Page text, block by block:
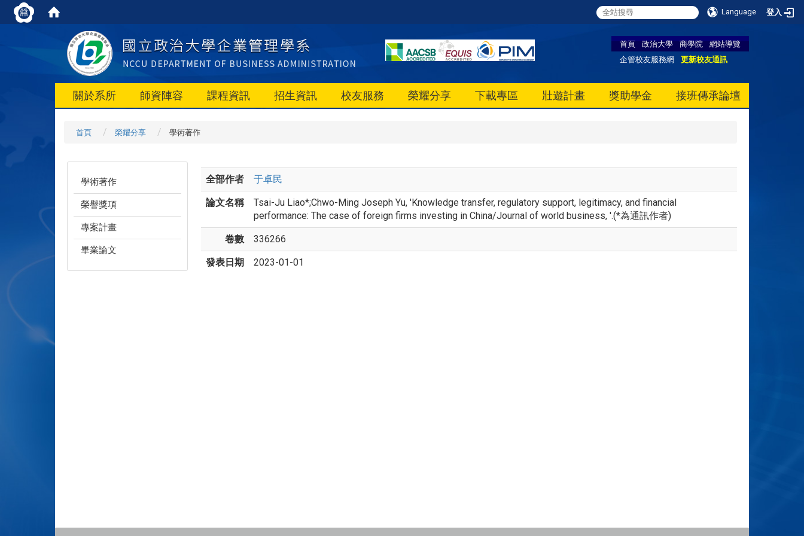
Language 登入
首頁 政治大學 商學院
網站導覽
企管校友服務網
更新校友通訊
關於系所 師資陣容 課程資訊 招生資訊 校友服務 榮耀分享 下載專區 壯遊計畫 獎助學金 接班傳承論壇
首頁 榮耀分享 學術著作
學術著作
榮譽獎項
專案計畫
畢業論文
全部作者 于卓民
論文名稱
Tsai-Ju Liao*;Chwo-Ming Joseph Yu, 'Knowledge transfer, regulatory support, legitimacy, and financial
performance: The case of foreign firms investing in China/Journal of world business, '.(*為通訊作者)
卷數 336266
發表日期 2023-01-01